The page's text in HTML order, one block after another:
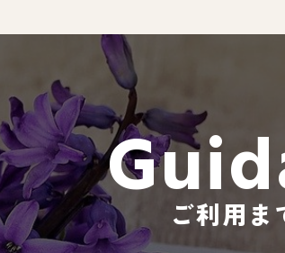
－ 春日事業所のブログ
－ 遠賀事業所のブログ
－ 東郷事業所のブログ
－ 鳥栖事業所のブログ
ご利用ま